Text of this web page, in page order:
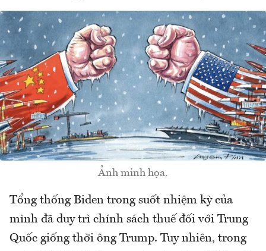
Ảnh minh họa.
Tổng thống Biden trong suốt nhiệm kỳ của
mình đã duy trì chính sách thuế đối với Trung
Quốc giống thời ông Trump. Tuy nhiên, trong